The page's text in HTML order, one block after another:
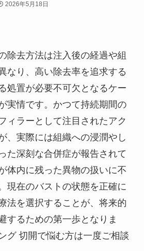
2026年5月18日
除去方法は注入後の経過や組
なり、高い除去率を追求する
処置が必要不可欠となるケー
実情です。かつて持続期間の
ィラーとして注目されたアク
、実際には組織への浸潤やし
た深刻な合併症が報告されて
体内に残った異物の扱いに不
現在のバストの状態を正確に
法を選択することが、将来的
するための第一歩となりま
グ 切開で悩む方は一度ご相談